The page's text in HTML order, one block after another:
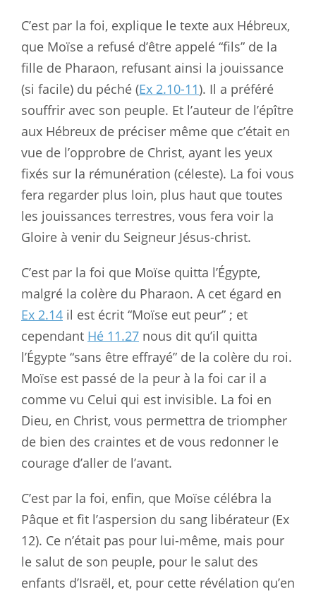
C’est par la foi, explique le texte aux Hébreux,
que Moïse a refusé d’être appelé “fils” de la
fille de Pharaon, refusant ainsi la jouissance
(si facile) du péché (Ex 2.10-11). Il a préféré
souffrir avec son peuple. Et l’auteur de l’épître
aux Hébreux de préciser même que c’était en
vue de l’opprobre de Christ, ayant les yeux
fixés sur la rémunération (céleste). La foi vous
fera regarder plus loin, plus haut que toutes
les jouissances terrestres, vous fera voir la
Gloire à venir du Seigneur Jésus-christ.
C’est par la foi que Moïse quitta l’Égypte,
malgré la colère du Pharaon. A cet égard en
Ex 2.14 il est écrit “Moïse eut peur” ; et
cependant Hé 11.27 nous dit qu’il quitta
l’Égypte “sans être effrayé” de la colère du roi.
Moïse est passé de la peur à la foi car il a
comme vu Celui qui est invisible. La foi en
Dieu, en Christ, vous permettra de triompher
de bien des craintes et de vous redonner le
courage d’aller de l’avant.
C’est par la foi, enfin, que Moïse célébra la
Pâque et fit l’aspersion du sang libérateur (Ex
12). Ce n’était pas pour lui-même, mais pour
le salut de son peuple, pour le salut des
enfants d’Israël, et, pour cette révélation qu’en